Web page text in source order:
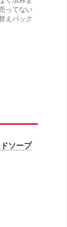
ってない
えパック
ソープ